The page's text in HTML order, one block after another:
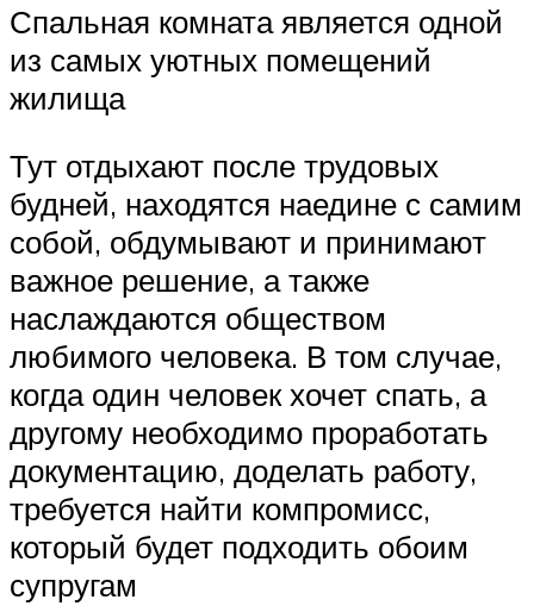
Спальная комната является одной
из самых уютных помещений
жилища
Тут отдыхают после трудовых
будней, находятся наедине с самим
собой, обдумывают и принимают
важное решение, а также
наслаждаются обществом
любимого человека. В том случае,
когда один человек хочет спать, а
другому необходимо проработать
документацию, доделать работу,
требуется найти компромисс,
который будет подходить обоим
супругам